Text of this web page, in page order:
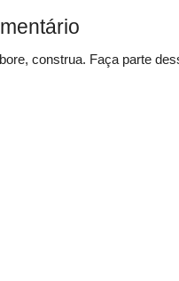
construa. Faça parte